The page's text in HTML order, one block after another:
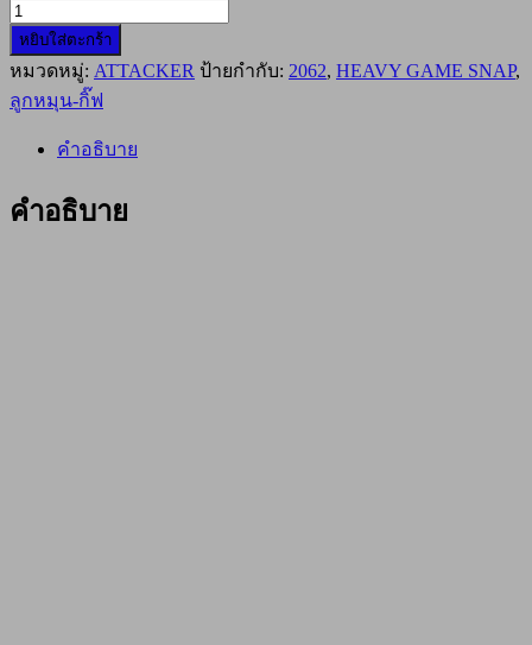
จำนวน
ATTACKER
HEAVY
GAME
SNAP
2062
ชิ้น
หยิบใส่ตะกร้า
หมวดหมู่: ATTACKER ป้ายกำกับ: 2062, HEAVY GAME SNAP,
ลูกหมุน-กิ๊ฟ
คำอธิบาย
คำอธิบาย